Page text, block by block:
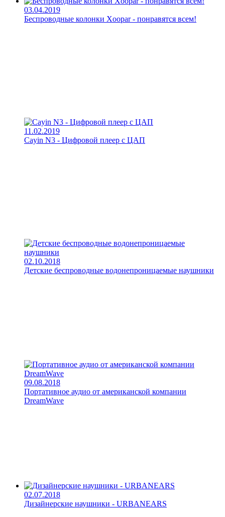
03.04.2019
Беспроводные колонки Xoopar - понравятся всем!
11.02.2019
Cayin N3 - Цифровой плеер с ЦАП
02.10.2018
Детские беспроводные водонепроницаемые наушники
09.08.2018
Портативное аудио от американской компании
DreamWave
02.07.2018
Дизайнерские наушники - URBANEARS